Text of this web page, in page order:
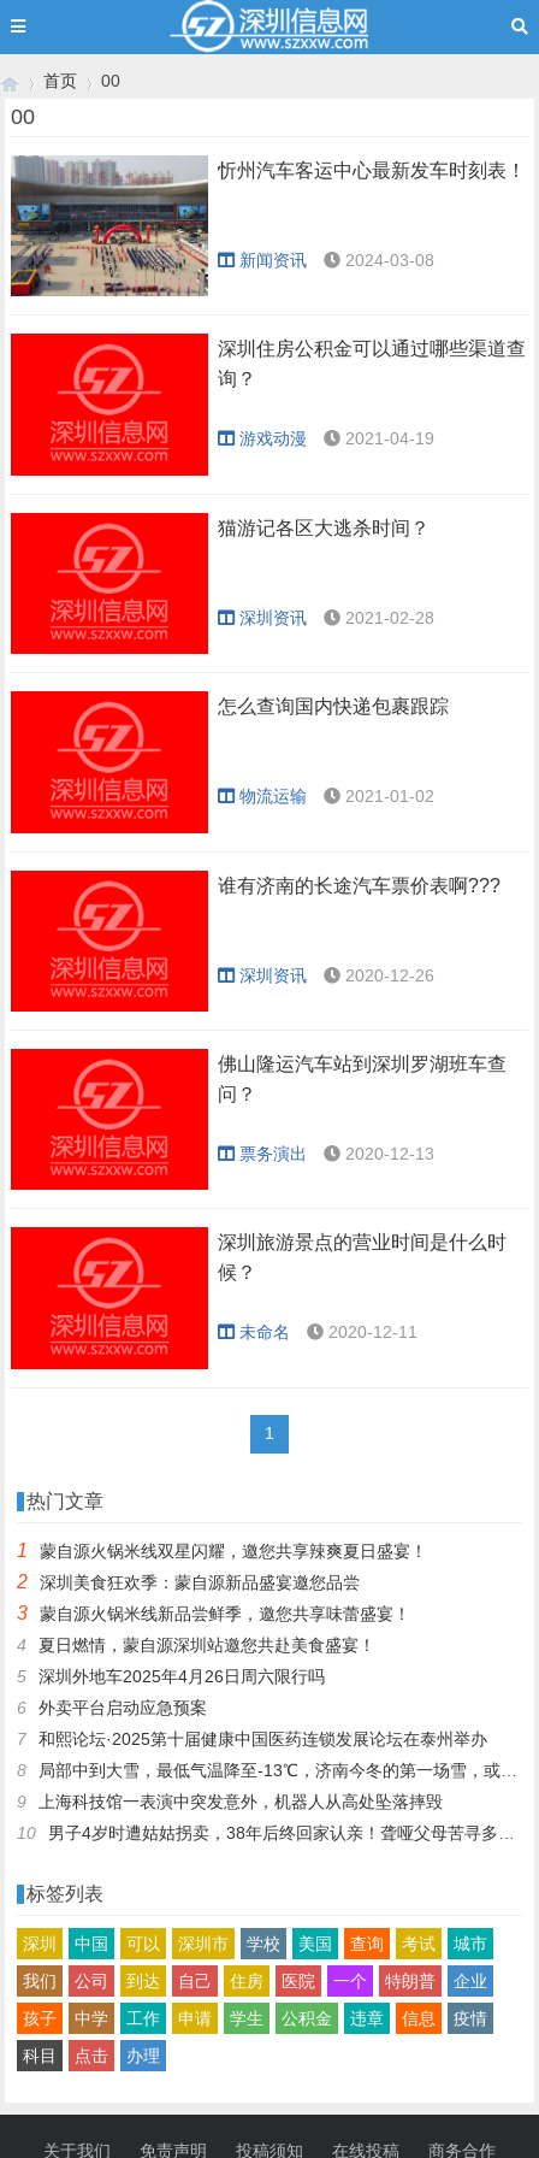
›
首页
›
00
00
忻州汽车客运中心最新发车时刻表！
新闻资讯 2024-03-08
深圳住房公积金可以通过哪些渠道查
询？
游戏动漫 2021-04-19
猫游记各区大逃杀时间？
深圳资讯 2021-02-28
怎么查询国内快递包裹跟踪
物流运输 2021-01-02
谁有济南的长途汽车票价表啊???
深圳资讯 2020-12-26
佛山隆运汽车站到深圳罗湖班车查
问？
票务演出 2020-12-13
深圳旅游景点的营业时间是什么时
候？
未命名 2020-12-11
1
热门文章
1 蒙自源火锅米线双星闪耀，邀您共享辣爽夏日盛宴！
2 深圳美食狂欢季：蒙自源新品盛宴邀您品尝
3
蒙自源火锅米线新品尝鲜季，邀您共享味蕾盛宴！
4
夏日燃情，蒙自源深圳站邀您共赴美食盛宴！
5
深圳外地车2025年4月26日周六限行吗
6
外卖平台启动应急预案
7
和熙论坛·2025第十届健康中国医药连锁发展论坛在泰州举办
8
局部中到大雪，最低气温降至-13℃，济南今冬的第一场雪，或跟去年同一时间！
9
上海科技馆一表演中突发意外，机器人从高处坠落摔毁
10
男子4岁时遭姑姑拐卖，38年后终回家认亲！聋哑父母苦寻多年，母亲已抱憾离世丨红星寻人
标签列表
深圳 中国 可以 深圳市 学校 美国 查询 考试
城市
我们
公司 到达 自己 住房 医院 一个 特朗普
企业
孩子
中学 工作 申请 学生 公积金 违章 信息
疫情
科目
点击 办理
关于我们 免责声明 投稿须知 在线投稿 商务合作